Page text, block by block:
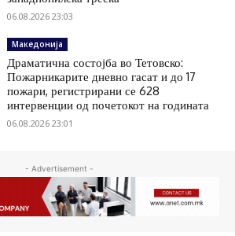
06.08.2026 23:03
Македонија
Драматична состојба во Тетовско:
Пожарникарите дневно гасат и до 17
пожари, регистрирани се 628
интервенции од почетокот на годината
06.08.2026 23:01
- Advertisement -